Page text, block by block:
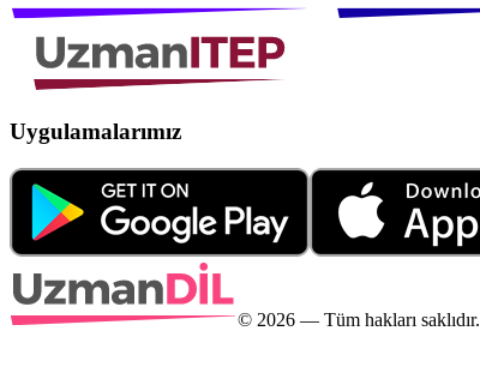
Uygulamalarımız
© 2026 — Tüm hakları saklıdır.